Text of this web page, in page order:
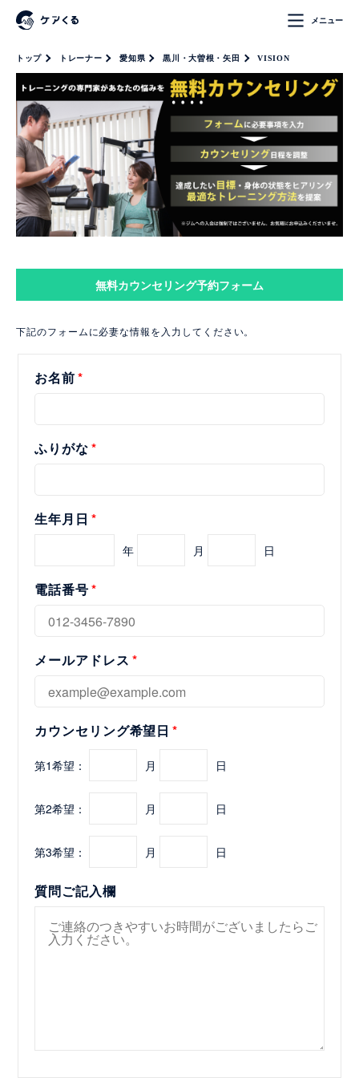
メニュー
トップ トレーナー 愛知県 黒川・大曽根・矢田 VISION
無料カウンセリング予約フォーム
下記のフォームに必妻な情報を入力してください。
お名前
ふりがな
生年月日
年 月 日
電話番号
メールアドレス
カウンセリング希望日
第1希望： 月 日
第2希望： 月 日
第3希望： 月 日
質問ご記入欄